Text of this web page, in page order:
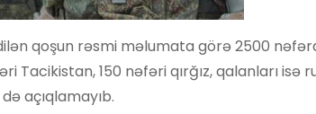
qoşun rəsmi məlumata görə 2500
150 nəfəri qırğız, qalanları isə
açıqlamayıb.